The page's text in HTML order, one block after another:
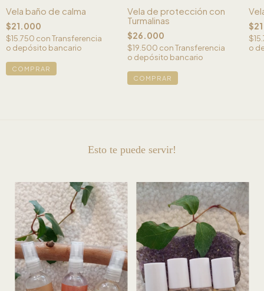
Vela baño de calma
$21.000
$15.750 conTransferencia
o depósito bancario
Vela de protección con
Turmalinas
$26.000
$19.500 conTransferencia
o depósito bancario
o
Esto te puede servir!